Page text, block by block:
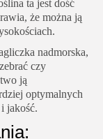
ta jest dość
że można ją
nadmorska,
czy
ją
optymalnych
jakość.